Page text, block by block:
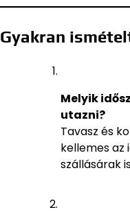
Gyakran
Melyik
utazni?
Tavasz és
kellemes az
szállásárak